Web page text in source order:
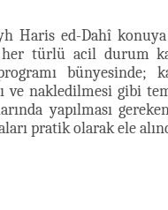
Haris ed-Dahî
her türlü acil durum
bünyesinde;
ve nakledilmesi gibi
yapılması
pratik olarak ele